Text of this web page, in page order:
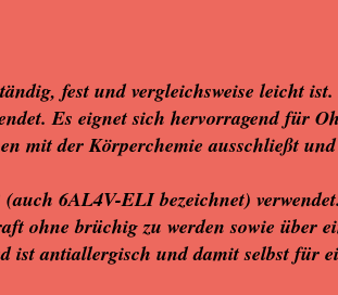
fest und vergleichsweise leicht
Es eignet sich hervorragend für
mit der Körperchemie ausschließt
6AL4V-ELI bezeichnet)
ohne brüchig zu werden sowie über
ist antiallergisch und damit selbst für